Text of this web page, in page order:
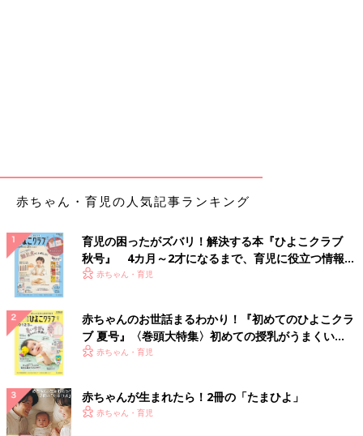
赤ちゃん・育児の人気記事ランキング
育児の困ったがズバリ！解決する本『ひよこクラブ
秋号』 4カ月～2才になるまで、育児に役立つ情報が
いっぱい！
赤ちゃん・育児
赤ちゃんのお世話まるわかり！『初めてのひよこクラ
ブ 夏号』〈巻頭大特集〉初めての授乳がうまくい
く！ おっぱい・ミルクの基本と夏のトラブル 解決テ
赤ちゃん・育児
赤ちゃんが生まれたら！2冊の「たまひよ」
赤ちゃん・育児